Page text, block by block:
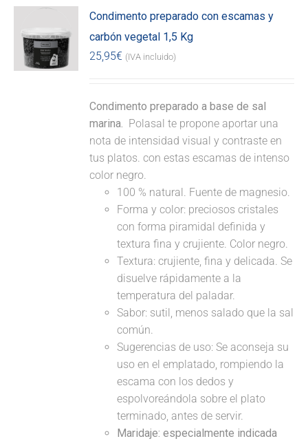
Condimento preparado con escamas y
carbón vegetal 1,5 Kg
25,95€ (IVA incluido)
Condimento preparado a base de sal
marina. Polasal te propone aportar una
nota de intensidad visual y contraste en
tus platos. con estas escamas de intenso
color negro.
100 % natural. Fuente de magnesio.
Forma y color: preciosos cristales
con forma piramidal definida y
textura fina y crujiente. Color negro.
Textura: crujiente, fina y delicada. Se
disuelve rápidamente a la
temperatura del paladar.
Sabor: sutil, menos salado que la sal
común.
Sugerencias de uso: Se aconseja su
uso en el emplatado, rompiendo la
escama con los dedos y
espolvoreándola sobre el plato
terminado, antes de servir.
Maridaje: especialmente indicada